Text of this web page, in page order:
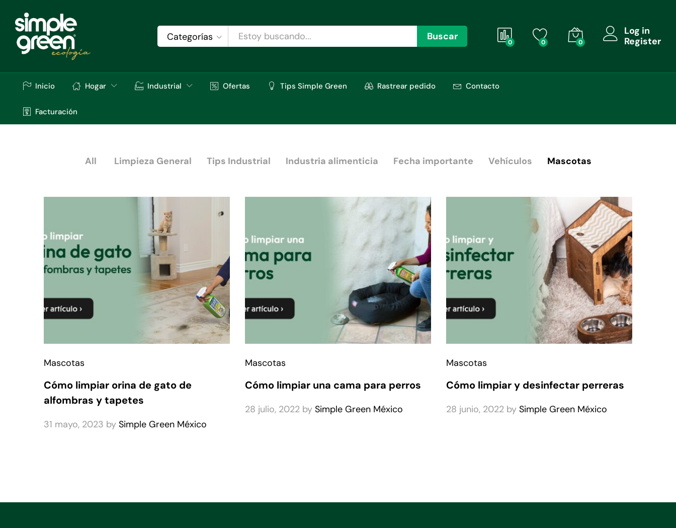
Categorías Buscar 0 0 0
Log in
Register
Inicio Hogar Industrial Ofertas Tips Simple Green Rastrear pedido Contacto
Facturación
All Limpieza General Tips Industrial Industria alimenticia Fecha importante Vehículos Mascotas
Mascotas
Cómo limpiar orina de gato de
alfombras y tapetes
31 mayo, 2023 by Simple Green México
Mascotas
Cómo limpiar una cama para perros
28 julio, 2022 by Simple Green México
Mascotas
Cómo limpiar y desinfectar perreras
28 junio, 2022 by Simple Green México